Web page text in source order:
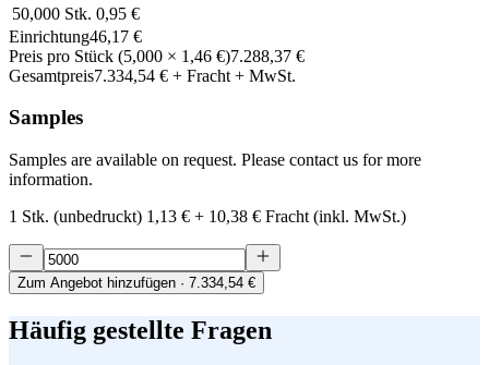
50,000 Stk. 0,95 €
Einrichtung46,17 €
Preis pro Stück (5,000 × 1,46 €)7.288,37 €
Gesamtpreis7.334,54 € + Fracht + MwSt.
Samples
Samples are available on request. Please contact us for more
information.
1 Stk. (unbedruckt) 1,13 € + 10,38 € Fracht (inkl. MwSt.)
Zum Angebot hinzufügen · 7.334,54 €
Häufig gestellte Fragen